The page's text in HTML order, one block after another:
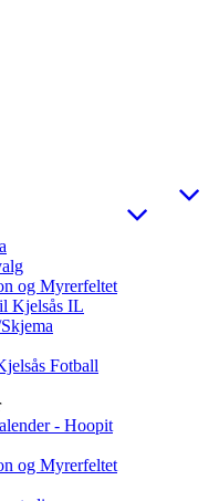
og Myrerfeltet
Kjelsås IL
Fotball
- Hoopit
og Myrerfeltet